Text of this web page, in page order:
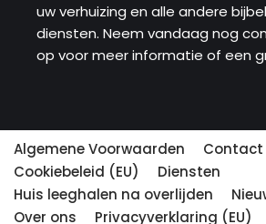
uw verhuizing en alle andere
diensten. Neem vandaag nog
op voor meer informatie of een
Algemene Voorwaarden
Contact
Cookiebeleid (EU)
Diensten
Huis leeghalen na overlijden
Over ons
Privacyverklaring (EU)